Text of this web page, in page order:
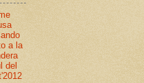
a la
del